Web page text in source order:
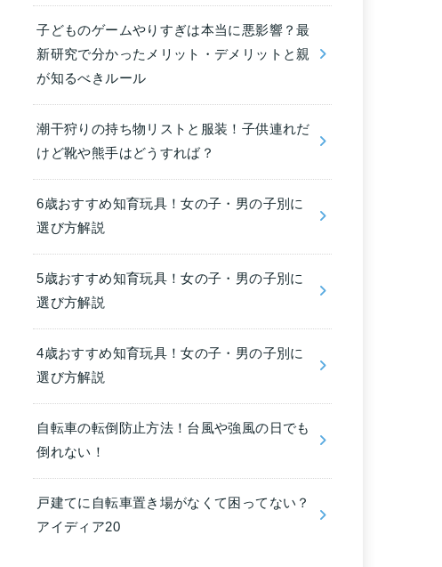
子どものゲームやりすぎは本当に悪影響？最
新研究で分かったメリット・デメリットと親
が知るべきルール
潮干狩りの持ち物リストと服装！子供連れだ
けど靴や熊手はどうすれば？
6歳おすすめ知育玩具！女の子・男の子別に
選び方解説
5歳おすすめ知育玩具！女の子・男の子別に
選び方解説
4歳おすすめ知育玩具！女の子・男の子別に
選び方解説
自転車の転倒防止方法！台風や強風の日でも
倒れない！
戸建てに自転車置き場がなくて困ってない？
アイディア20